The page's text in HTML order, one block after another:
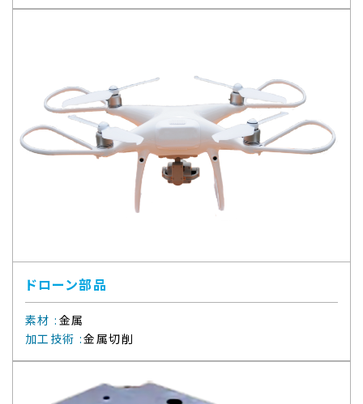
ドローン部品
素材 : 金属
加工技術 :金属切削